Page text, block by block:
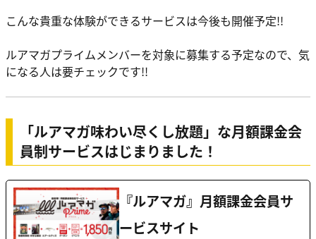
こんな貴重な体験ができるサービスは今後も開催予定!!
ルアマガプライムメンバーを対象に募集する予定なので、気
になる人は要チェックです!!
「ルアマガ味わい尽くし放題」な月額課金会
員制サービスはじまりました！
『ルアマガ』月額課金会員サ
ービスサイト